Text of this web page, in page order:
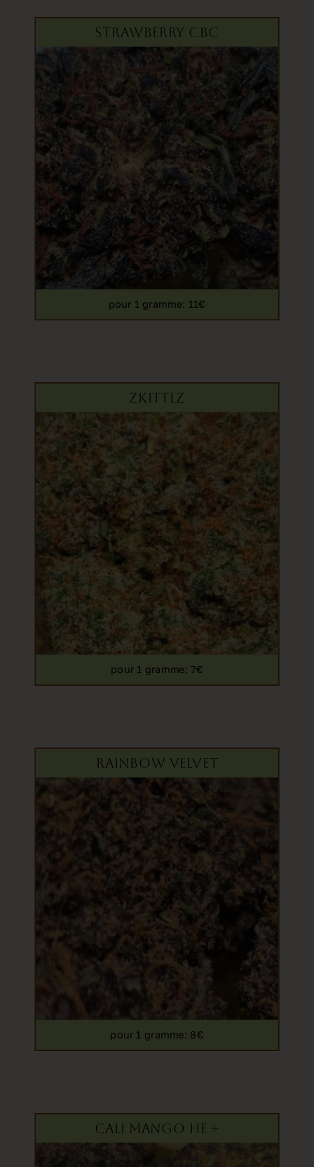
STRAWBERRY CBC
pour 1 gramme: 11€
ZKITTLZ
pour 1 gramme: 7€
RAINBOW VELVET
pour 1 gramme: 8€
CALI MANGO HE +